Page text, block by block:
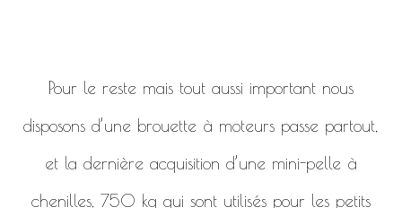
Pour le reste mais tout aussi important nous
disposons d’une brouette à moteurs passe partout,
et la dernière acquisition d’une mini-pelle à
chenilles, 750 kg qui sont utilisés pour les petits